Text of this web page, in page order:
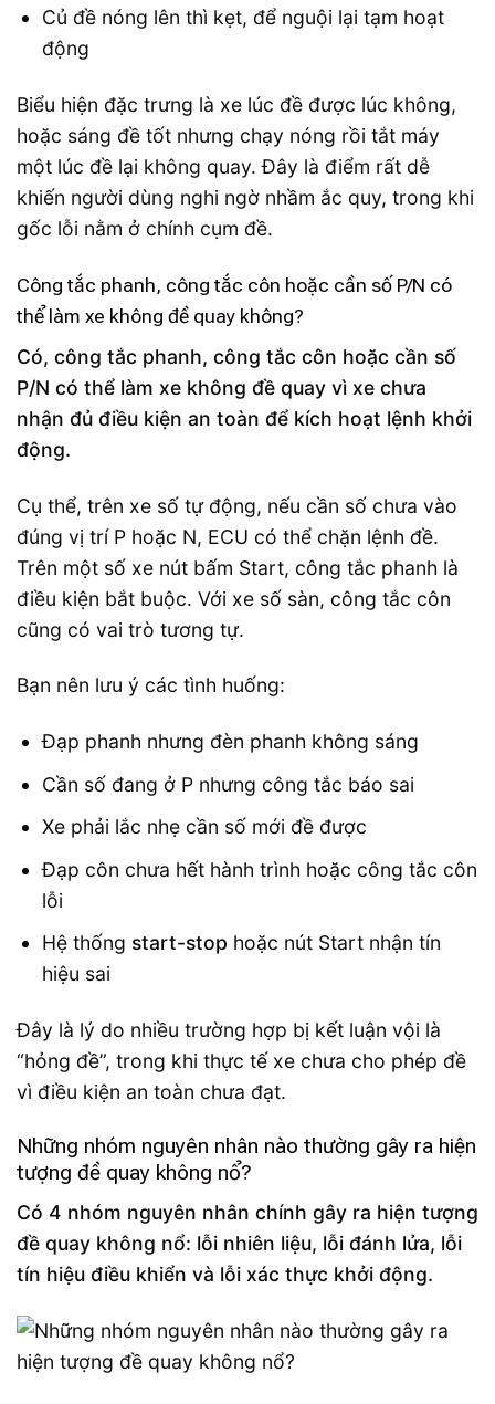
Củ đề nóng lên thì kẹt, để nguội lại tạm hoạt
động
Biểu hiện đặc trưng là xe lúc đề được lúc không,
hoặc sáng đề tốt nhưng chạy nóng rồi tắt máy
một lúc đề lại không quay. Đây là điểm rất dễ
khiến người dùng nghi ngờ nhầm ắc quy, trong khi
gốc lỗi nằm ở chính cụm đề.
Công tắc phanh, công tắc côn hoặc cần số P/N có
thể làm xe không đề quay không?
Có, công tắc phanh, công tắc côn hoặc cần số
P/N có thể làm xe không đề quay vì xe chưa
nhận đủ điều kiện an toàn để kích hoạt lệnh khởi
động.
Cụ thể, trên xe số tự động, nếu cần số chưa vào
đúng vị trí P hoặc N, ECU có thể chặn lệnh đề.
Trên một số xe nút bấm Start, công tắc phanh là
điều kiện bắt buộc. Với xe số sàn, công tắc côn
cũng có vai trò tương tự.
Bạn nên lưu ý các tình huống:
Đạp phanh nhưng đèn phanh không sáng
Cần số đang ở P nhưng công tắc báo sai
Xe phải lắc nhẹ cần số mới đề được
Đạp côn chưa hết hành trình hoặc công tắc côn
lỗi
Hệ thống start-stop hoặc nút Start nhận tín
hiệu sai
Đây là lý do nhiều trường hợp bị kết luận vội là
“hỏng đề”, trong khi thực tế xe chưa cho phép đề
vì điều kiện an toàn chưa đạt.
Những nhóm nguyên nhân nào thường gây ra hiện
tượng đề quay không nổ?
Có 4 nhóm nguyên nhân chính gây ra hiện tượng
đề quay không nổ: lỗi nhiên liệu, lỗi đánh lửa, lỗi
tín hiệu điều khiển và lỗi xác thực khởi động.